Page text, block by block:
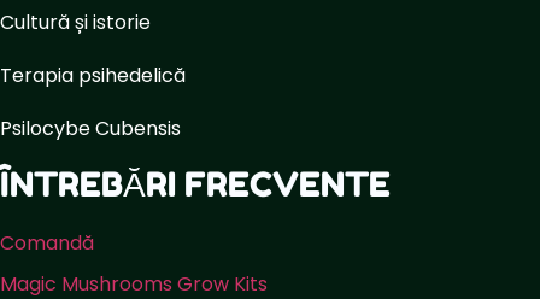
Cultură și istorie
Terapia psihedelică
Psilocybe Cubensis
ÎNTREBĂRI FRECVENTE
Comandă
Magic Mushrooms Grow Kits